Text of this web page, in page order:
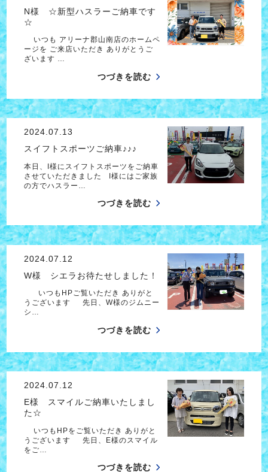
N様 ☆新型ハスラーご納車です
☆
いつも アリーナ郡山南店のホームペ
ージを ご来店いただき ありがとうご
ざいます …
つづきを読む
2024.07.13
スイフトスポーツご納車♪♪♪
本日、I様にスイフトスポーツをご納車
させていただきました I様にはご家族
の方でハスラー…
つづきを読む
2024.07.12
W様 シエラお待たせしました！
いつもHPご覧いただき ありがと
うございます 先日、W様のジムニー
シ…
つづきを読む
2024.07.12
E様 スマイルご納車いたしまし
た☆
いつもHPをご覧いただき ありがと
うございます 先日、E様のスマイル
をご…
つづきを読む